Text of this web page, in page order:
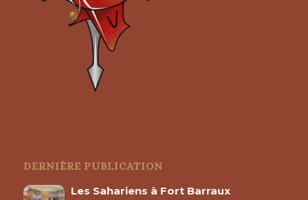
DERNIÈRE PUBLICATION
Les Sahariens à Fort Barraux